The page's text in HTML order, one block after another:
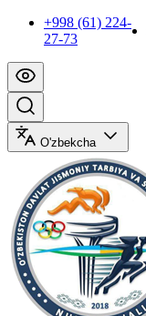
+998 (61) 224-
27-73
O'zbekcha